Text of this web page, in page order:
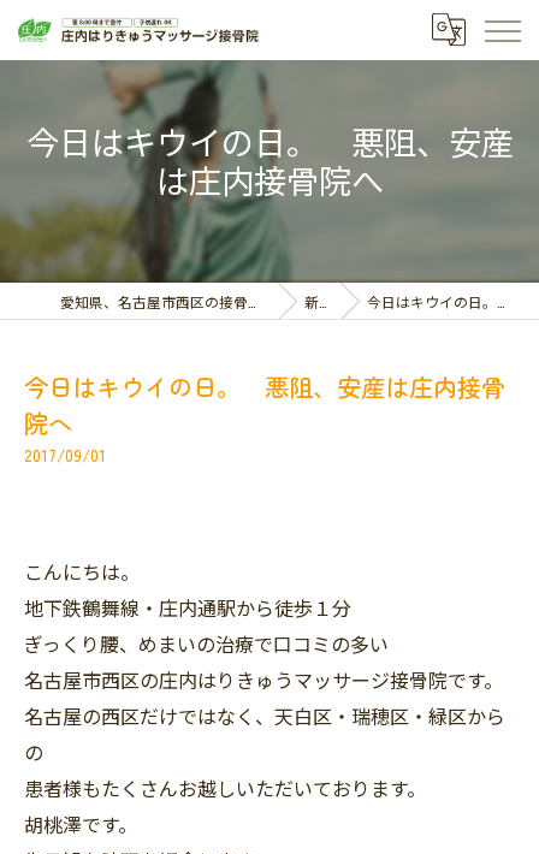
今日はキウイの日。 悪阻、安産
は庄内接骨院へ
新着情報 今日はキウイの日。 悪阻、安産は庄内接骨院へ
今日はキウイの日。 悪阻、安産は庄内接骨
院へ
2017/09/01
こんにちは。
地下鉄鶴舞線・庄内通駅から徒歩１分
ぎっくり腰、めまいの治療で口コミの多い
名古屋市西区の庄内はりきゅうマッサージ接骨院です。
名古屋の西区だけではなく、天白区・瑞穂区・緑区から
の
患者様もたくさんお越しいただいております。
胡桃澤です。